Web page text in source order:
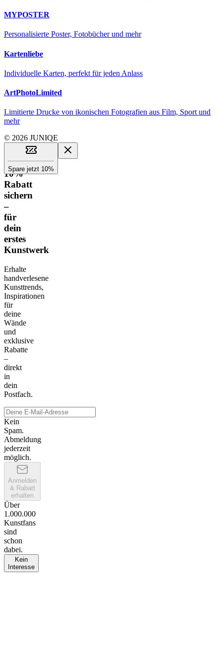
MYPOSTER
Personalisierte Poster, Fotobücher und mehr
Kartenliebe
Individuelle Karten, perfekt für jeden Anlass
ArtPhotoLimited
Limitierte Drucke von ikonischen Fotografien aus Film, Sport und
mehr
© 2026 JUNIQE
10%
Rabatt
sichern
–
für
dein
erstes
Kunstwerk
Erhalte
handverlesene
Kunsttrends,
Inspirationen
für
deine
Wände
und
exklusive
Rabatte
–
direkt
in
dein
Postfach.
Kein
Spam.
Abmeldung
jederzeit
möglich.
Anmelden
& Rabatt
erhalten
Über
1.000.000
Kunstfans
sind
schon
dabei.
Kein
Interesse
Spare jetzt 10%